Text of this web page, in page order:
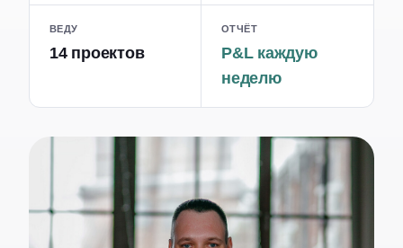
ВЕДУ
14 проектов
ОТЧЁТ
P&L каждую
неделю